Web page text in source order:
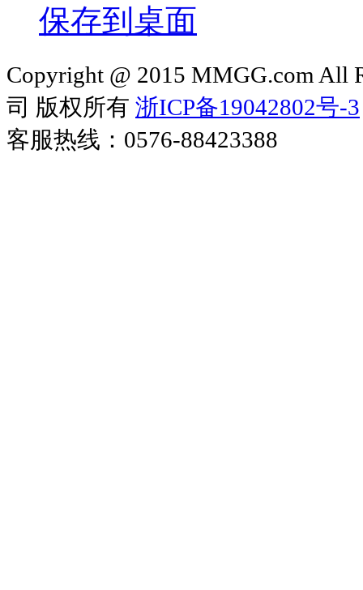
保存到桌面
Copyright @ 2015 MMGG.com All
司 版权所有 浙ICP备19042802号-3
客服热线：0576-88423388